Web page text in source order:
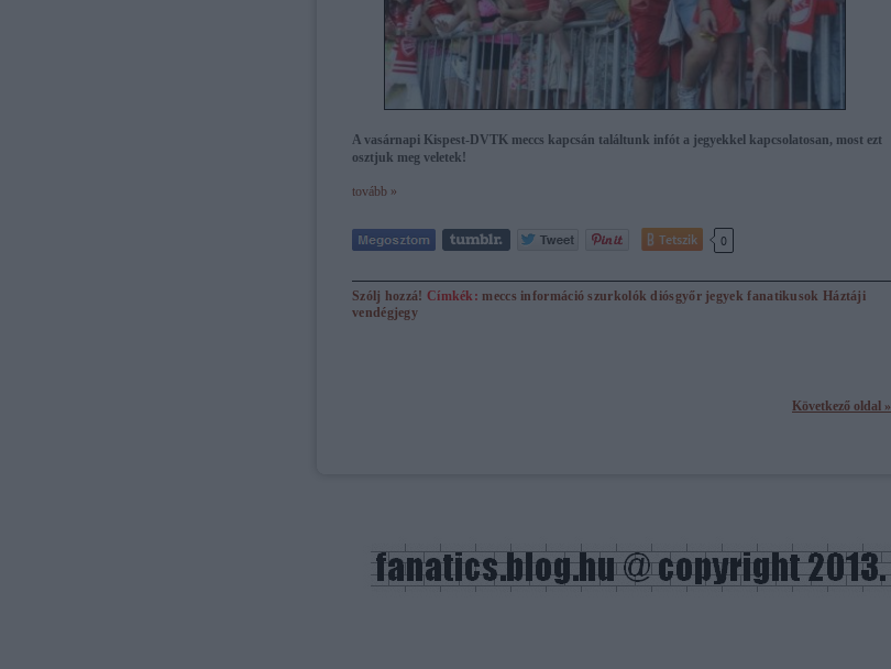
A vasárnapi Kispest-DVTK meccs kapcsán találtunk infót a jegyekkel kapcsolatosan, most ezt
osztjuk meg veletek!
tovább »
Tetszik 0
Szólj hozzá! Címkék:meccs információ szurkolók diósgyőr jegyek fanatikusok Háztáji
vendégjegy
Következő oldal »